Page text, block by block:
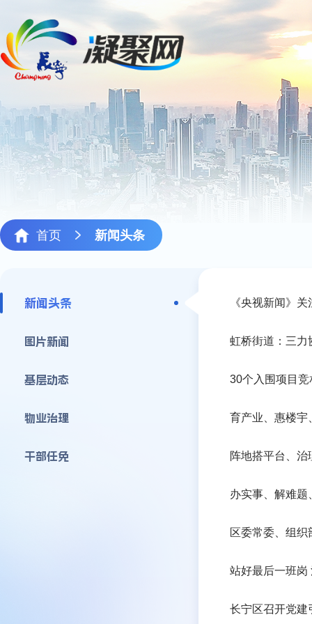
首页 新闻头条
新闻头条
图片新闻
基层动态
物业治理
干部任免
《央视新闻》
虹桥街道：三力
30个入围项目竞
育产业、惠楼
阵地搭平台、治
办实事、解难题
区委常委、组
站好最后一班
长宁区召开党建